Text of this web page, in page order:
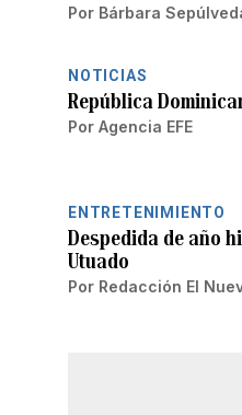
Por Bárbara
NOTICIAS
República
Por Agencia EFE
ENTRETENIMIENTO
Despedida de año
Utuado
Por Redacción El